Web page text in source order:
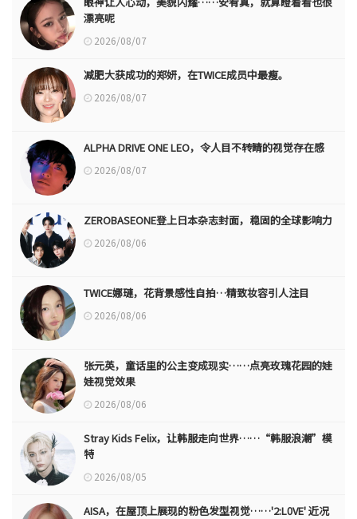
漂亮呢
2026/08/07
减肥大获成功的郑妍，在TWICE成员中最瘦。
2026/08/07
ALPHA DRIVE ONE LEO，令人目不转睛的视觉存在感
2026/08/07
ZEROBASEONE登上日本杂志封面，稳固的全球影响力
2026/08/06
TWICE娜璉，花背景感性自拍…精致妆容引人注目
2026/08/06
张元英，童话里的公主变成现实……点亮玫瑰花园的娃
娃视觉效果
2026/08/06
Stray Kids Felix，让韩服走向世界……“韩服浪潮”模
特
2026/08/05
AISA，在屋顶上展现的粉色发型视觉……'2:L0VE' 近况